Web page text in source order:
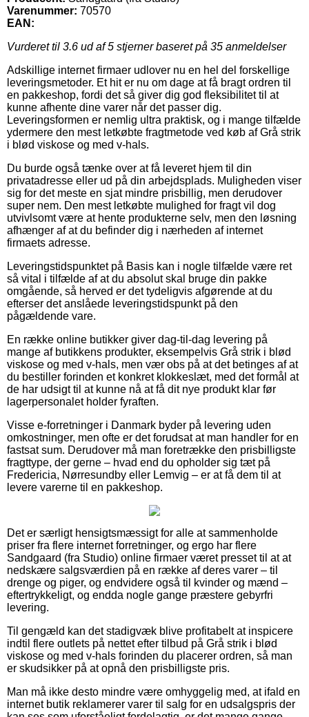
Varenummer: 70570
EAN:
Vurderet til 3.6 ud af 5 stjerner baseret på 35 anmeldelser
Adskillige internet firmaer udlover nu en hel del forskellige
leveringsmetoder. Et hit er nu om dage at få bragt ordren til
en pakkeshop, fordi det så giver dig god fleksibilitet til at
kunne afhente dine varer når det passer dig.
Leveringsformen er nemlig ultra praktisk, og i mange tilfælde
ydermere den mest letkøbte fragtmetode ved køb af Grå strik
i blød viskose og med v-hals.
Du burde også tænke over at få leveret hjem til din
privatadresse eller ud på din arbejdsplads. Muligheden viser
sig for det meste en sjat mindre prisbillig, men derudover
super nem. Den mest letkøbte mulighed for fragt vil dog
utvivlsomt være at hente produkterne selv, men den løsning
afhænger af at du befinder dig i nærheden af internet
firmaets adresse.
Leveringstidspunktet på Basis kan i nogle tilfælde være ret
så vital i tilfælde af at du absolut skal bruge din pakke
omgående, så herved er det tydeligvis afgørende at du
efterser det anslåede leveringstidspunkt på den
pågældende vare.
En række online butikker giver dag-til-dag levering på
mange af butikkens produkter, eksempelvis Grå strik i blød
viskose og med v-hals, men vær obs på at det betinges af at
du bestiller forinden et konkret klokkeslæt, med det formål at
de har udsigt til at kunne nå at få dit nye produkt klar før
lagerpersonalet holder fyraften.
Visse e-forretninger i Danmark byder på levering uden
omkostninger, men ofte er det forudsat at man handler for en
fastsat sum. Derudover må man foretrække den prisbilligste
fragttype, der gerne – hvad end du opholder sig tæt på
Fredericia, Nørresundby eller Lemvig – er at få dem til at
levere varerne til en pakkeshop.
Det er særligt hensigtsmæssigt for alle at sammenholde
priser fra flere internet forretninger, og ergo har flere
Sandgaard (fra Studio) online firmaer været presset til at at
nedskære salgsværdien på en række af deres varer – til
drenge og piger, og endvidere også til kvinder og mænd –
eftertrykkeligt, og endda nogle gange præstere gebyrfri
levering.
Til gengæld kan det stadigvæk blive profitabelt at inspicere
indtil flere outlets på nettet efter tilbud på Grå strik i blød
viskose og med v-hals forinden du placerer ordren, så man
er skudsikker på at opnå den prisbilligste pris.
Man må ikke desto mindre være omhyggelig med, at ifald en
internet butik reklamerer varer til salg for en udsalgspris der